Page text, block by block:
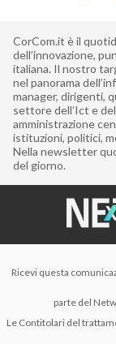
CorCom.it è il
dell’innovazione,
italiana. Il nostro
nel panorama
manager, dirigenti,
settore dell’Ict e
amministrazione
istituzioni, politici,
Nella newsletter
del giorno.
Ricevi questa
parte del
Le Contitolari del